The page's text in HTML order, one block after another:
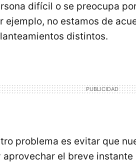
difícil o se preocupa
ejemplo, no estamos de
distintos.
problema es evitar que
aprovechar el breve